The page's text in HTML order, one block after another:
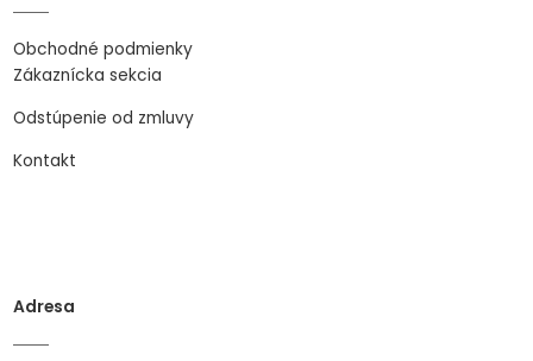
Obchodné podmienky
Zákaznícka sekcia
Odstúpenie od zmluvy
Kontakt
Adresa